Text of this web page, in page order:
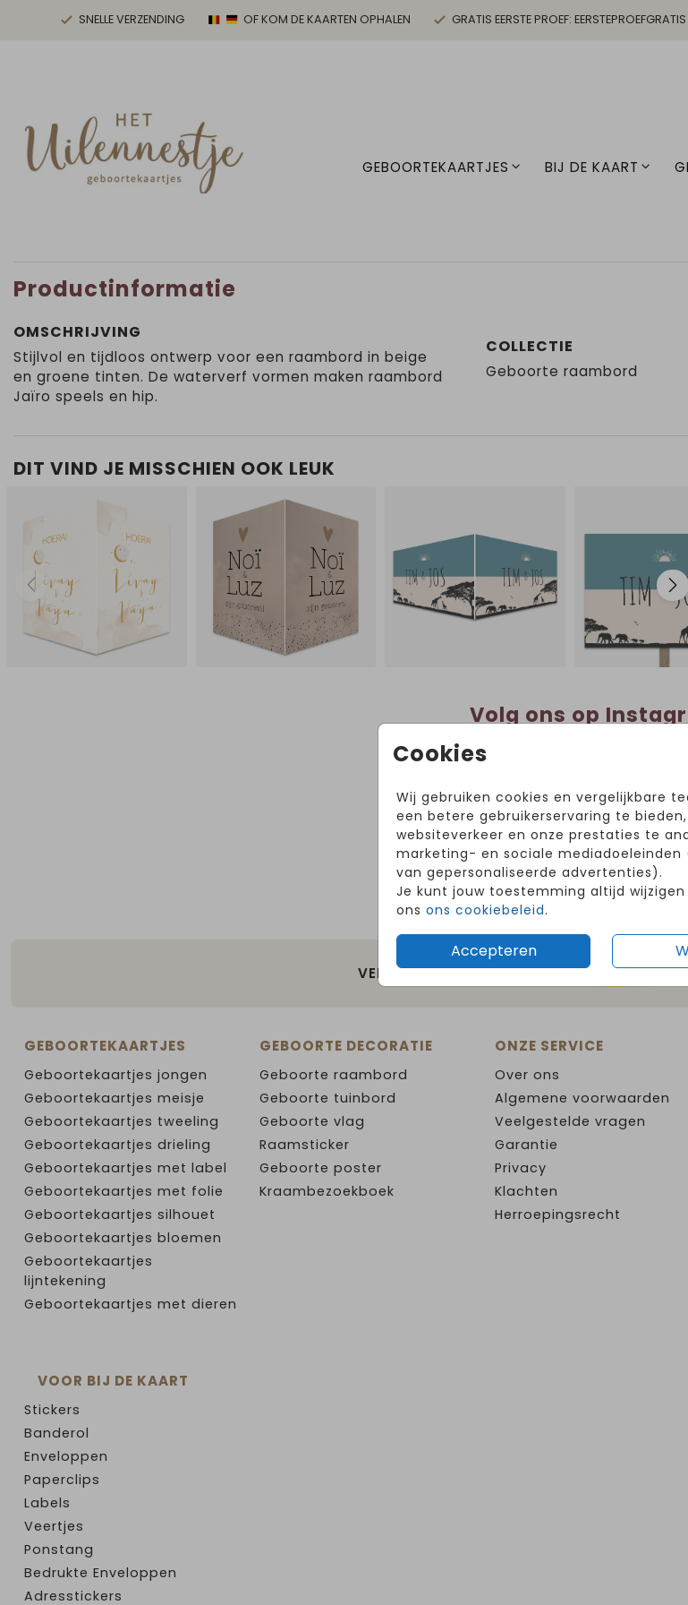
SNELLE VERZENDING OF KOM DE KAARTEN OPHALEN GRATIS EERSTE PROEF: EERSTEPROEFGRATIS
GEBOORTEKAARTJES BIJ DE KAART
Cookies
Wij gebruiken cookies en vergelijkbare
een betere gebruikerservaring te
websiteverkeer en onze prestaties te
marketing- en sociale mediadoeleinden
van gepersonaliseerde advertenties).
Je kunt jouw toestemming altijd
ons ons cookiebeleid.
Accepteren
Productinformatie
OMSCHRIJVING
Stijlvol en tijdloos ontwerp voor een raambord in beige
en groene tinten. De waterverf vormen maken raambord
Jaïro speels en hip.
COLLECTIE
Geboorte raambord
DIT VIND JE MISSCHIEN OOK LEUK
Volg ons op
VEILIG WINKELEN EN BETALEN
GEBOORTEKAARTJES
Geboortekaartjes jongen
Geboortekaartjes meisje
Geboortekaartjes tweeling
Geboortekaartjes drieling
Geboortekaartjes met label
Geboortekaartjes met folie
Geboortekaartjes silhouet
Geboortekaartjes bloemen
Geboortekaartjes
lijntekening
Geboortekaartjes met dieren
VOOR BIJ DE KAART
Stickers
Banderol
Enveloppen
Paperclips
Labels
Veertjes
Ponstang
Bedrukte Enveloppen
Adresstickers
GEBOORTE DECORATIE
Geboorte raambord
Geboorte tuinbord
Geboorte vlag
Raamsticker
Geboorte poster
Kraambezoekboek
ONZE SERVICE
Over ons
Algemene voorwaarden
Veelgestelde vragen
Garantie
Privacy
Klachten
Herroepingsrecht